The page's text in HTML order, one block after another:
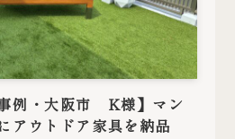
例・大阪市 K様】マン
アウトドア家具を納品